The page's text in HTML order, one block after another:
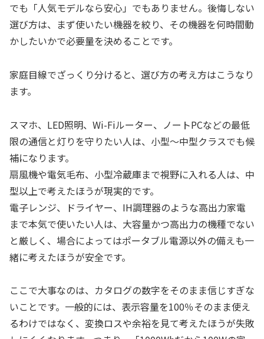
でも「人気モデルなら安心」でもありません。後悔しない
選び方は、まず使いたい機器を絞り、その機器を何時間動
かしたいかで必要量を決めることです。
家庭目線でざっくり分けると、選び方の考え方はこうなり
ます。
スマホ、LED照明、Wi-Fiルーター、ノートPCなどの最低
限の通信と灯りを守りたい人は、小型〜中型クラスでも候
補になります。
扇風機や電気毛布、小型冷蔵庫まで視野に入れる人は、中
型以上で考えたほうが現実的です。
電子レンジ、ドライヤー、IH調理器のような高出力家電
まで本気で使いたい人は、大容量かつ高出力の機種でない
と厳しく、場合によってはポータブル電源以外の備えも一
緒に考えたほうが安全です。
ここで大事なのは、カタログの数字をそのまま信じすぎな
いことです。一般的には、表示容量を100％そのまま使え
るわけではなく、変換ロスや余裕を見て考えたほうが失敗